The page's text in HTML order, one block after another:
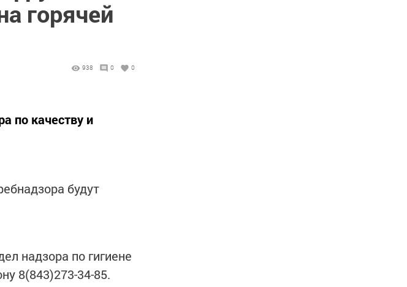
горячей
938 0 0
по качеству и
будут
надзора по гигиене
8(843)273-34-85.